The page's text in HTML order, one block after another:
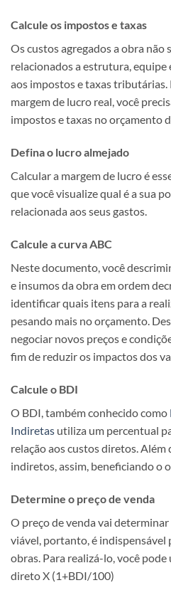
Calcule os impostos e taxas
Os custos agregados a obra não
relacionados a estrutura, equipe
aos impostos e taxas
margem de lucro real, você
impostos e taxas no orçamento
Defina o lucro almejado
Calcular a margem de lucro é
que você visualize qual é a sua
relacionada aos seus gastos.
Calcule a curva ABC
Neste documento, você
e insumos da obra em ordem
identificar quais itens para a
pesando mais no orçamento.
negociar novos preços e
fim de reduzir os impactos dos
Calcule o BDI
O BDI, também conhecido como
Indiretas utiliza um percentual
relação aos custos diretos. Além
indiretos, assim, beneficiando o
Determine o preço de venda
O preço de venda vai
viável, portanto, é indispensável
obras. Para realizá-lo, você
direto X (1+BDI/100)